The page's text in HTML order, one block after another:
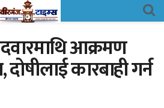
आक्रमण
दोषीलाई कारबाही गर्न